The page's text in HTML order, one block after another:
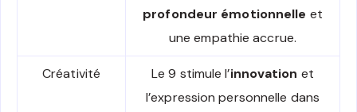
profondeur émotionnelle et
une empathie accrue.
Créativité Le 9 stimule l’innovation et
l’expression personnelle dans